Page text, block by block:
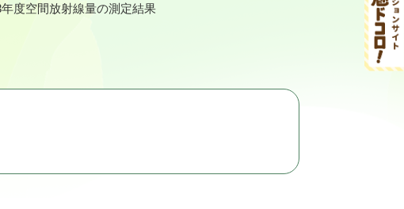
度空間放射線量の測定結果